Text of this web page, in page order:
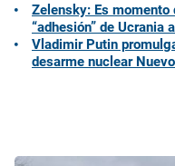
Zelensky: Es
“adhesión” de Ucrania
Vladimir Putin
desarme nuclear